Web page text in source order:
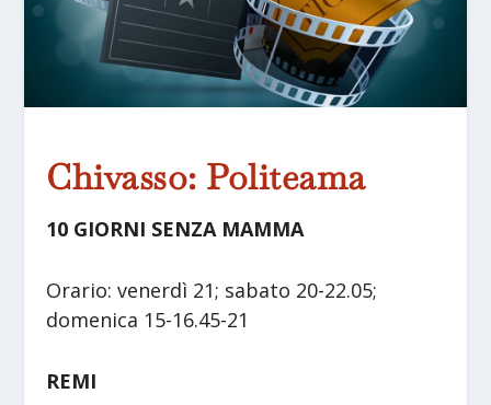
Chivasso: Politeama
10 GIORNI SENZA MAMMA
Orario: venerdì 21; sabato 20-22.05;
domenica 15-16.45-21
REMI